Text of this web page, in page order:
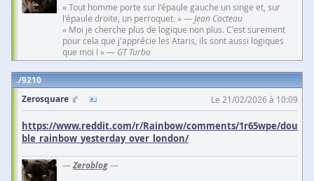
« Tout homme porte sur l'épaule gauche un singe et, sur
l'épaule droite, un perroquet. » — Jean Cocteau
« Moi je cherche plus de logique non plus. C'est surement
pour cela que j'apprécie les Ataris, ils sont aussi logiques
que moi ! » — GT Turbo
9210
Zerosquare
Le 21/02/2026 à 10:09
https://www.reddit.com/r/Rainbow/comments/1r65wpe/dou
ble_rainbow_yesterday_over_london/
—Zeroblog—